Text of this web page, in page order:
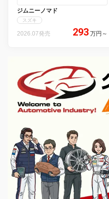
ジムニーノマド
スズキ
2026.07発売 293 万円 ～